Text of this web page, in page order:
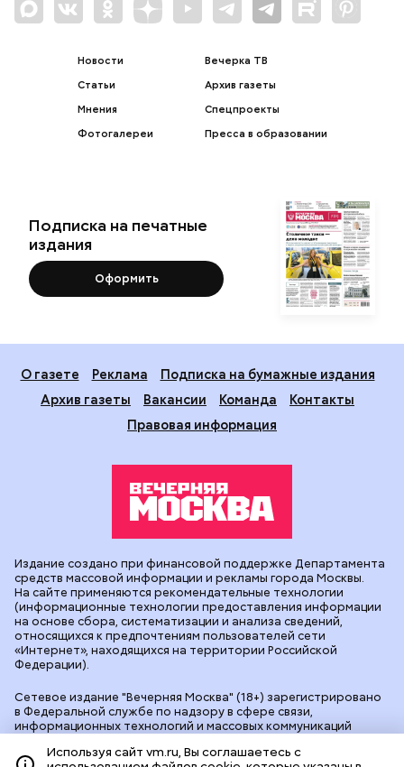
Новости
Статьи
Мнения
Фотогалереи
Вечерка ТВ
Архив газеты
Спецпроекты
Пресса в образовании
Подписка на печатные
издания
Оформить
О газете Реклама
Подписка на бумажные издания
Архив газеты
Вакансии Команда
Контакты
Правовая информация
Сетевое издание "Вечерняя Москва" (18+) зарегистрировано
в Федеральной службе по надзору в сфере связи,
информационных технологий и массовых коммуникаций
90524 от 09.12.2025. Учредитель: АО "Редакция газеты
Издание создано при финансовой поддержке Департамента
средств массовой информации и рекламы города Москвы.
На сайте применяются рекомендательные технологии
(информационные технологии предоставления информации
на основе сбора, систематизации и анализа сведений,
относящихся к предпочтениям пользователей сети
«Интернет», находящихся на территории Российской
Федерации).
Используя сайт vm.ru, Вы соглашаетесь с